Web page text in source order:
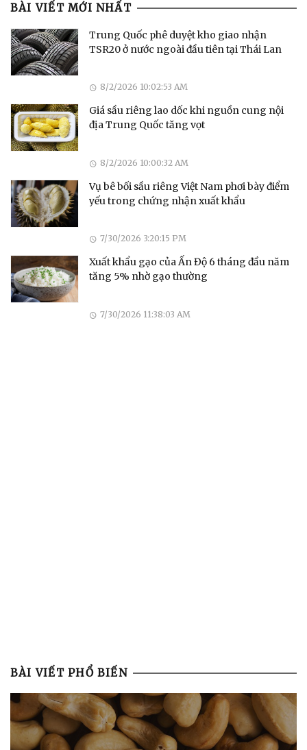
BÀI VIẾT MỚI NHẤT
Trung Quốc phê duyệt kho giao nhận
TSR20 ở nước ngoài đầu tiên tại Thái Lan
8/2/2026 10:02:53 AM
Giá sầu riêng lao dốc khi nguồn cung nội
địa Trung Quốc tăng vọt
8/2/2026 10:00:32 AM
Vụ bê bối sầu riêng Việt Nam phơi bày điểm
yếu trong chứng nhận xuất khẩu
7/30/2026 3:20:15 PM
Xuất khẩu gạo của Ấn Độ 6 tháng đầu năm
tăng 5% nhờ gạo thường
7/30/2026 11:38:03 AM
BÀI VIẾT PHỔ BIẾN